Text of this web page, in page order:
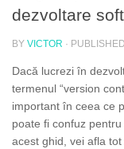
dezvoltare
BY VICTOR · PUBLISHED
Dacă lucrezi în
termenul “version
important în ceea ce
poate fi confuz
acest ghid, vei afla